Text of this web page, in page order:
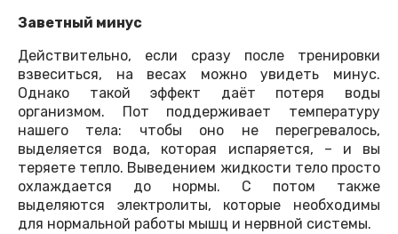
Заветный минус
Действительно, если сразу после тренировки
взвеситься, на весах можно увидеть минус.
Однако такой эффект даёт потеря воды
организмом. Пот поддерживает температуру
нашего тела: чтобы оно не перегревалось,
выделяется вода, которая испаряется, – и вы
теряете тепло. Выведением жидкости тело просто
охлаждается до нормы. С потом также
выделяются электролиты, которые необходимы
для нормальной работы мышц и нервной системы.